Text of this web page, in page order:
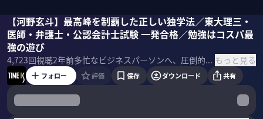
【河野玄斗】最高峰を制覇した正しい独学法／東大理三・
医師・弁護士・公認会計士試験 一発合格／勉強はコスパ最
強の遊び
4,723回視聴2年前 多忙なビジネスパーソンへ、圧倒的な成果を上げている著名人が時間術のヒントを提供する「TIME IS」。今回は、東大理三・3大難関国家資格を制覇した河野玄斗さんに話を聞く。 ＜ゲスト＞ 河野玄斗 Stardy社長 / 河野塾ISM塾長 ＜目次＞ もっと見る
河野玄斗
フォロー 評価 保存 ダウンロード 共有